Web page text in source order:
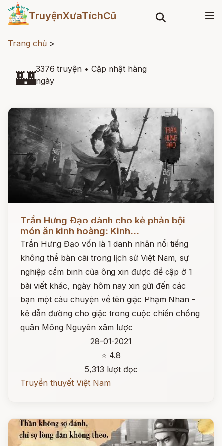
TruyệnXưaTíchCũ
Trang chủ >
🏰3376 truyện • Cập nhật hàng
ngày
Đọc ngay
Trần Hưng Đạo dành cho kẻ phản bội
món ăn kinh hoàng: Kinh...
Trần Hưng Đạo vốn là 1 danh nhân nổi tiếng
không thể bàn cãi trong lịch sử Việt Nam, sự
nghiệp cầm binh của ông xin được đề cập ở 1
bài viết khác, ngày hôm nay xin gửi đến các
bạn một câu chuyện về tên giặc Phạm Nhan -
kẻ dẫn đường cho giặc trong cuộc chiến chống
quân Mông Nguyên xâm lược
28-01-2021
⭐ 4.8
5,313 lượt đọc
Truyền thuyết Việt Nam